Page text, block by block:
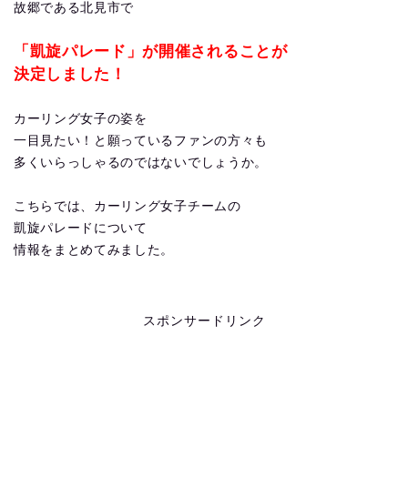
故郷である北見市で
「凱旋パレード」が開催されることが
決定しました！
カーリング女子の姿を
一目見たい！と願っているファンの方々も
多くいらっしゃるのではないでしょうか。
こちらでは、カーリング女子チームの
凱旋パレードについて
情報をまとめてみました。
スポンサードリンク